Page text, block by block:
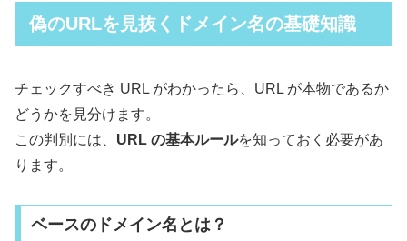
偽のURLを見抜くドメイン名の基礎知識
チェックすべき URL がわかったら、URL が本物であるか
どうかを見分けます。
この判別には、 URL の基本ルールを知っておく必要があ
ります。
ベースのドメイン名とは？